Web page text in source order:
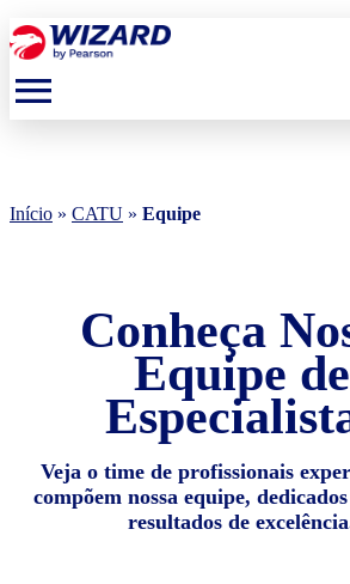
menu
Início » CATU » Equipe
Conheça
Equipe de
Veja o time de profissionais
compõem nossa equipe,
resultados de